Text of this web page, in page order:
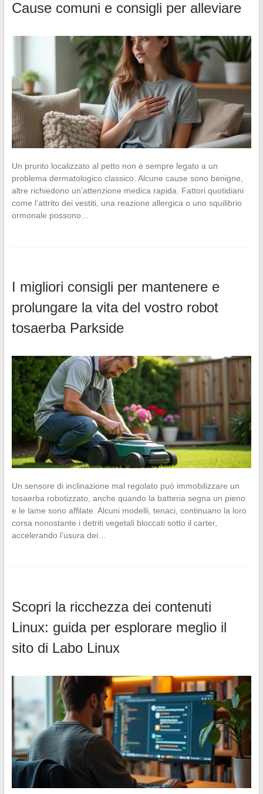
Cause comuni e consigli per alleviare
Un prurito localizzato al petto non è sempre legato a un
problema dermatologico classico. Alcune cause sono benigne,
altre richiedono un’attenzione medica rapida. Fattori quotidiani
come l’attrito dei vestiti, una reazione allergica o uno squilibrio
ormonale possono…
I migliori consigli per mantenere e
prolungare la vita del vostro robot
tosaerba Parkside
Un sensore di inclinazione mal regolato può immobilizzare un
tosaerba robotizzato, anche quando la batteria segna un pieno
e le lame sono affilate. Alcuni modelli, tenaci, continuano la loro
corsa nonostante i detriti vegetali bloccati sotto il carter,
accelerando l’usura dei…
Scopri la ricchezza dei contenuti
Linux: guida per esplorare meglio il
sito di Labo Linux